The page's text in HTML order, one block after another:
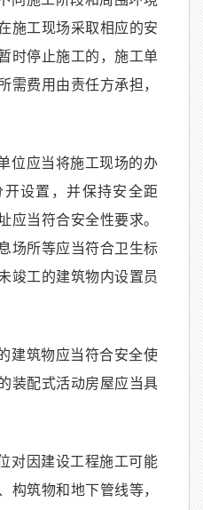
施工现场采取相应的安
时停止施工的，施工单
需费用由责任方承担，
位应当将施工现场的办
设置，并保持安全距
应当符合安全性要求。
场所等应当符合卫生标
竣工的建筑物内设置员
建筑物应当符合安全使
装配式活动房屋应当具
对因建设工程施工可能
构筑物和地下管线等，